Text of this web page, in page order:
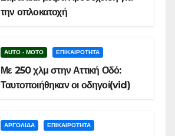
την οπλοκατοχή
AUTO - MOTO ΕΠΙΚΑΙΡΟΤΗΤΑ
Με 250 χλμ στην Αττική Οδό:
Ταυτοποιήθηκαν οι οδηγοί(vid)
ΑΡΓΟΛΙΔΑ ΕΠΙΚΑΙΡΟΤΗΤΑ